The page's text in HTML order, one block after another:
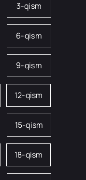
3-qism
6-qism
9-qism
12-qism
15-qism
18-qism